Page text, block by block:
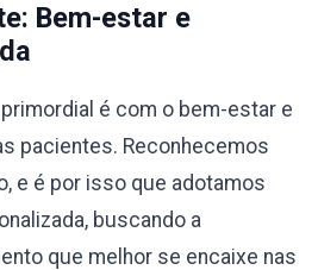
Bem-estar e
é com o bem-estar e
pacientes. Reconhecemos
e é por isso que adotamos
buscando a
que melhor se encaixe nas